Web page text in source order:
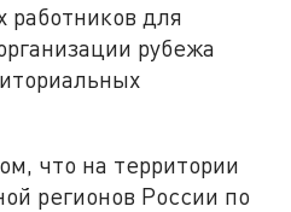
работников для
рубежа
что на территории
регионов России по